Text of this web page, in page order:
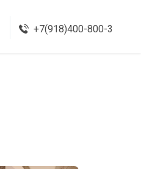
+7(918)400-800-3